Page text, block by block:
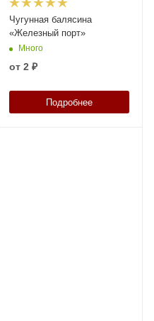
Чугунная балясина
«Железный порт»
Много
от 2 ₽
Подробнее